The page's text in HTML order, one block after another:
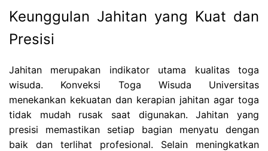
Keunggulan Jahitan yang Kuat dan
Presisi
Jahitan merupakan indikator utama kualitas toga
wisuda. Konveksi Toga Wisuda Universitas
menekankan kekuatan dan kerapian jahitan agar toga
tidak mudah rusak saat digunakan. Jahitan yang
presisi memastikan setiap bagian menyatu dengan
baik dan terlihat profesional. Selain meningkatkan